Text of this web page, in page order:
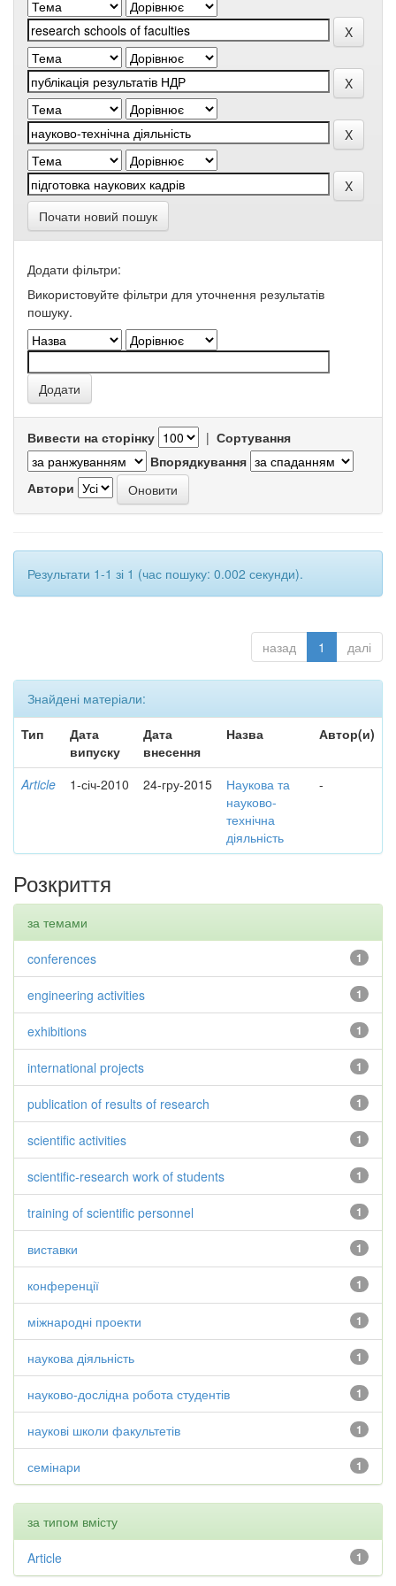
Почати новий пошук
Додати фільтри:
Використовуйте фільтри для уточнення результатів
пошуку.
Вивести на сторінку | Сортування
Впорядкування
Автори
Результати 1-1 зі 1 (час пошуку: 0.002 секунди).
назад 1 далі
Знайдені матеріали:
Тип
Дата
випуску
Дата
внесення
Назва Автор(и)
Article 1-січ-2010 24-гру-2015
Наукова та
науково-
технічна
діяльність
-
Розкриття
за темами
1
conferences
1
engineering activities
1
exhibitions
1
international projects
1
publication of results of research
1
scientific activities
1
scientific-research work of students
1
training of scientific personnel
1
виставки
1
конференції
1
міжнародні проекти
1
наукова діяльність
1
науково-дослідна робота студентів
1
наукові школи факультетів
1
семінари
за типом вмісту
1
Article